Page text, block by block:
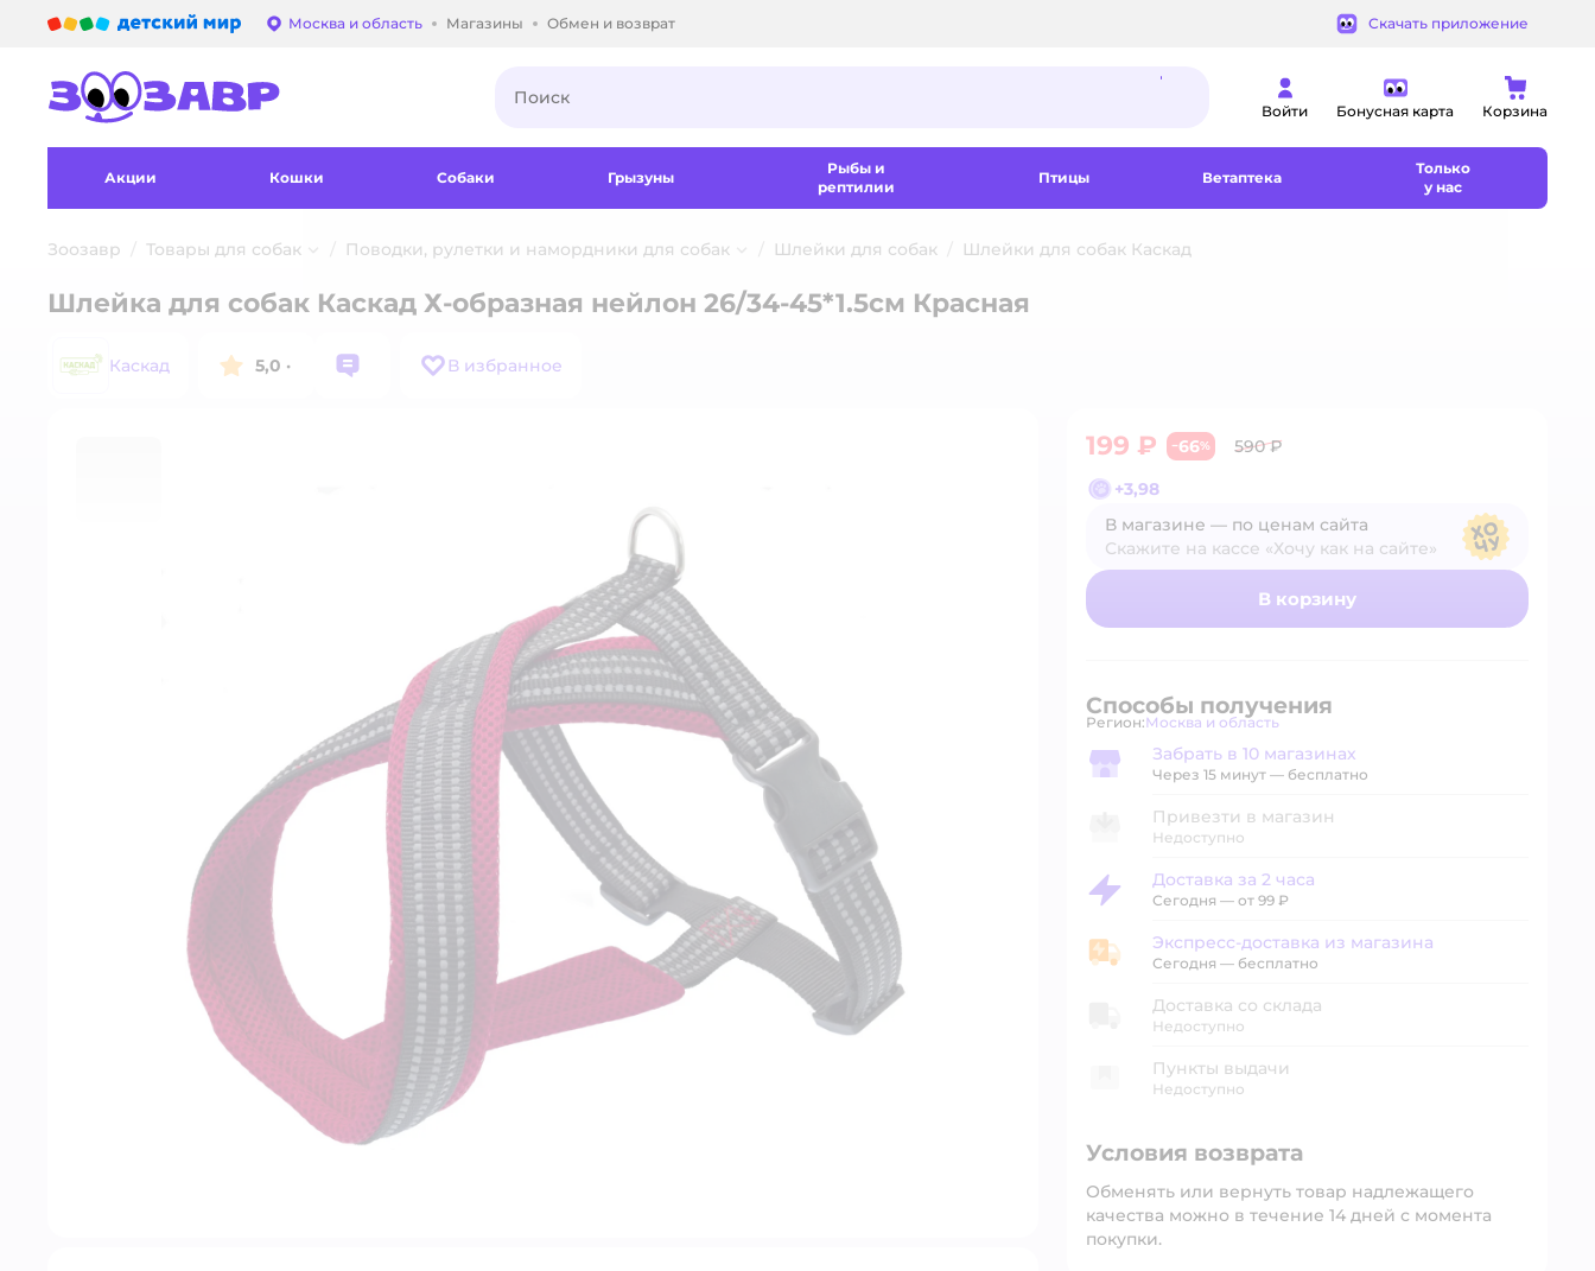
Выбор адреса доставки.
Москва и область Магазины Обмен и возврат Скачать приложение
Войти Бонусная карта Корзина
Акции Кошки Собаки Грызуны
Рыбы и
рептилии
Птицы Ветаптека
Только
у нас
Зоозавр Товары для собак Поводки, рулетки и намордники для собак Шлейки для собак Шлейки для собак Каскад
Шлейка для собак Каскад Х-образная нейлон 26/34-45*1.5см Красная
Каскад 5,0 · В избранное
199 ₽ −66%
590 ₽
+3,98
В магазине — по ценам сайта
Скажите на кассе «Хочу как на сайте»
В магазине — по ценам сайта
В корзину
Способы получения
Регион: Выбор адреса доставки.
Москва и область
Забрать в магазине
Забрать в 10 магазинах
Через 15 минут — бесплатно
Привезти в магазин
Недоступно
Доставка за 2 часа
Доставка за 2 часа
Сегодня — от 99 ₽
Экспресс-доставка из магазина
Экспресс-доставка из магазина
Сегодня — бесплатно
Доставка со склада
Недоступно
Пункты выдачи
Недоступно
Условия возврата
Обменять или вернуть товар надлежащего
качества можно в течение 14 дней с момента
покупки.